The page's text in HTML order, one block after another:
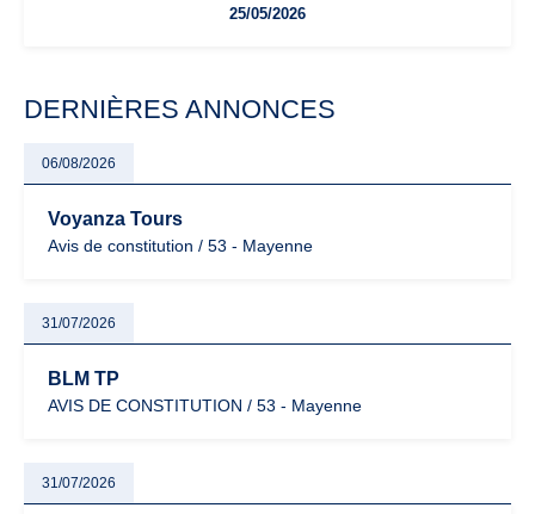
facturation ou risque de bascule vers la TVA : les règles
25/05/2026
DERNIÈRES ANNONCES
06/08/2026
Voyanza Tours
Avis de constitution / 53 - Mayenne
31/07/2026
BLM TP
AVIS DE CONSTITUTION / 53 - Mayenne
31/07/2026